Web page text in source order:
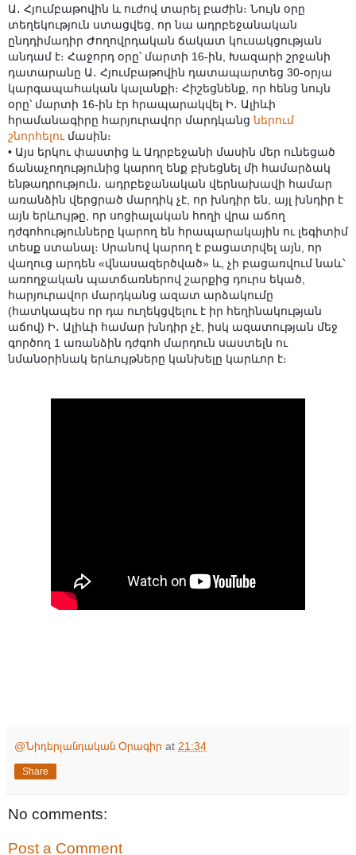
Ա․ Հյումբաթովին և ուժով տարել բաժին։ Նույն օրը
տեղեկություն ստացվեց, որ նա ադրբեջանական
ընդդիմադիր Ժողովրդական ճակատ կուսակցության
անդամ է։ Հաջորդ օրը՝ մարտի 16-ին, Խազարի շրջանի
դատարանը Ա․ Հյումբաթովին դատապարտեց 30-օրյա
կարգապահական կալանքի։ Հիշեցնենք, որ հենց նույն
օրը՝ մարտի 16-ին էր հրապարակվել Ի․ Ալիևի
հրամանագիրը հարյուրավոր մարդկանցներում
շնորհելու մասին։
• Այս երկու փաստից և Ադրբեջանի մասին մեր ունեցած
ճանաչողությունից կարող ենք բխեցնել մի համարձակ
ենթադրություն․ ադրբեջանական վերնախավի համար
առանձին վերցրած մարդիկ չէ, որ խնդիր են, այլ խնդիր է
այն երևույթը, որ սոցիալական հողի վրա աճող
դժգոհությունները կարող են հրապարակային ու լեգիտիմ
տեսք ստանալ։ Սրանով կարող է բացատրվել այն, որ
վաղուց արդեն «վնասազերծված» և, չի բացառվում նաև՝
առողջական պատճառներով շարքից դուրս եկած,
հարյուրավոր մարդկանց ազատ արձակումը
(հատկապես որ դա ուղեկցվելու է իր հեղինակության
աճով) Ի․ Ալիևի համար խնդիր չէ, իսկ ազատության մեջ
գործող 1 առանձին դժգոհ մարդուն սաստելն ու
նմանօրինակ երևույթները կանխելը կարևոր է։
@Նիդերլանդական Օրագիր at 21:34
Share
No comments:
Post a Comment